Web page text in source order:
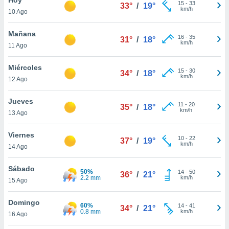
en
más
nuestra
de
cookies
aceptar
10 Ago
33° / 19° 15- 33
km/h
Mañana
11 Ago
31° / 18° 16- 35
km/h
Miércoles
12 Ago
34° / 18° 15- 30
km/h
Jueves
13 Ago
35° / 18° 11 - 20
km/h
Viernes
14 Ago
37° / 19° 10- 22
km/h
Sábado
15 Ago
50%
2.2 mm
36° / 21° 14- 50
km/h
Domingo
16 Ago
60%
0.8 mm
34° / 21° 14- 41
km/h